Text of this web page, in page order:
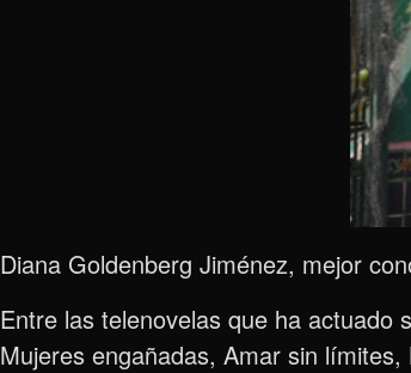
Diana Goldenberg Jiménez, mejor
Entre las telenovelas que ha
Mujeres engañadas, Amar sin